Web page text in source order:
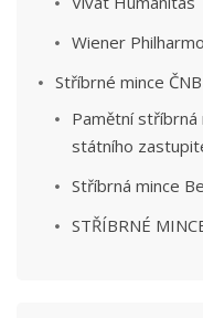
Wiener
Stříbrné mince ČNB
Pamětní
státního
Stříbrná mince
STŘÍBRNÉ